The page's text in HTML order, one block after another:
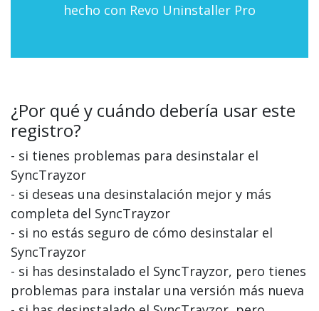
hecho con Revo Uninstaller Pro
¿Por qué y cuándo debería usar este
registro?
- si tienes problemas para desinstalar el
SyncTrayzor
- si deseas una desinstalación mejor y más
completa del SyncTrayzor
- si no estás seguro de cómo desinstalar el
SyncTrayzor
- si has desinstalado el SyncTrayzor, pero tienes
problemas para instalar una versión más nueva